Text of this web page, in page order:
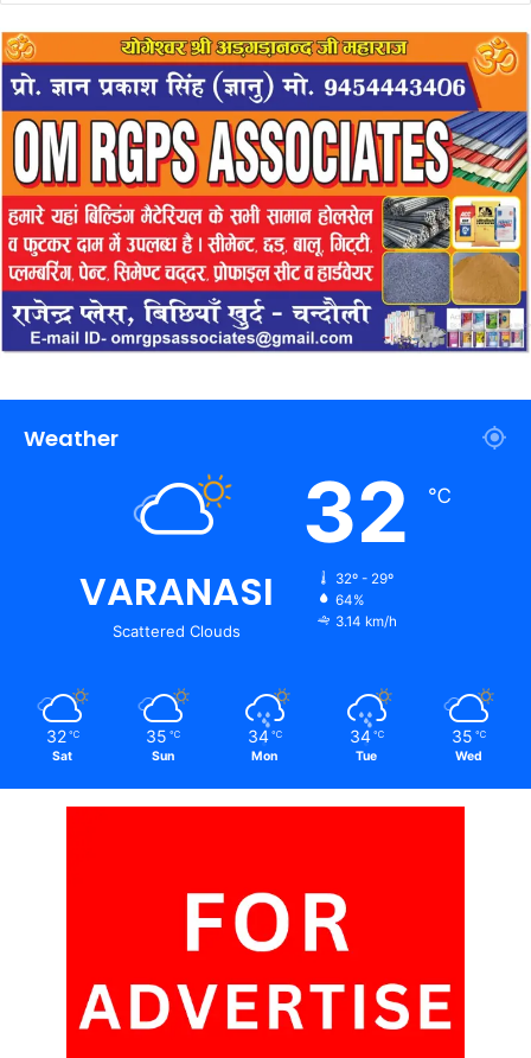
Weather
VARANASI
Scattered Clouds
32 ℃
32º - 29º
64%
3.14 km/h
32 ℃
Sat
35 ℃
Sun
34 ℃
Mon
34 ℃
Tue
35 ℃
Wed